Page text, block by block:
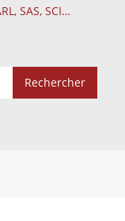
SAS, SCI…